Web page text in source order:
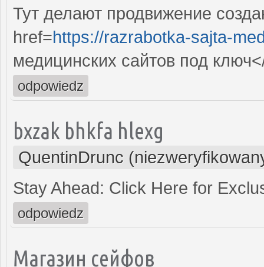
Тут делают продвижение
href=https://razrabotka-sajta-
медицинских сайтов под
odpowiedz
bxzak bhkfa hlexg
QuentinDrunc
Stay Ahead: Click Here for
odpowiedz
Магазин сейфов